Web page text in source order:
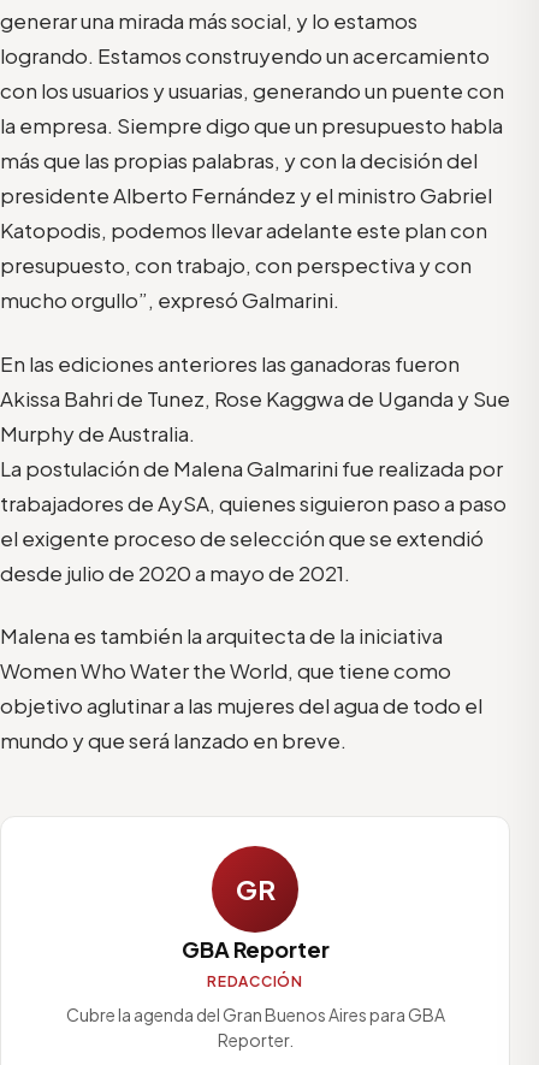
generar una mirada más social, y lo estamos
logrando. Estamos construyendo un acercamiento
con los usuarios y usuarias, generando un puente con
la empresa. Siempre digo que un presupuesto habla
más que las propias palabras, y con la decisión del
presidente Alberto Fernández y el ministro Gabriel
Katopodis, podemos llevar adelante este plan con
presupuesto, con trabajo, con perspectiva y con
mucho orgullo”, expresó Galmarini.
En las ediciones anteriores las ganadoras fueron
Akissa Bahri de Tunez, Rose Kaggwa de Uganda y Sue
Murphy de Australia.
La postulación de Malena Galmarini fue realizada por
trabajadores de AySA, quienes siguieron paso a paso
el exigente proceso de selección que se extendió
desde julio de 2020 a mayo de 2021.
Malena es también la arquitecta de la iniciativa
Women Who Water the World, que tiene como
objetivo aglutinar a las mujeres del agua de todo el
mundo y que será lanzado en breve.
GR
GBA Reporter
REDACCIÓN
Cubre la agenda del Gran Buenos Aires para GBA
Reporter.